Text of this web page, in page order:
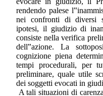
rendendo palese
nei confronti di diversi
ipotesi, il giudizio di
consiste nella verifica
dell‟azione. La
cognizione piena
tempi procedurali, per
preliminare, quale utile
dei soggetti evocati in
A tali situazioni di